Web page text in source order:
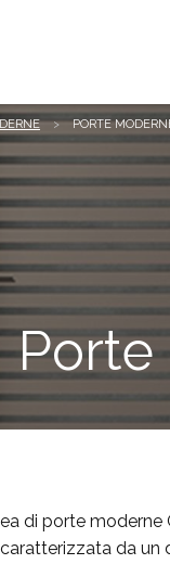
PORTE
Porte
di porte
da